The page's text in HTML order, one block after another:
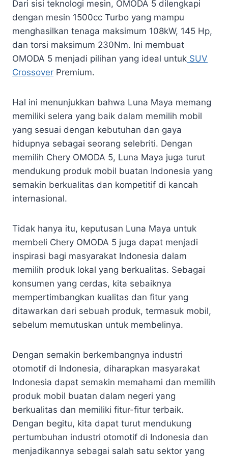
Dari sisi teknologi mesin, OMODA 5 dilengkapi
dengan mesin 1500cc Turbo yang mampu
menghasilkan tenaga maksimum 108kW, 145 Hp,
dan torsi maksimum 230Nm. Ini membuat
OMODA 5 menjadi pilihan yang ideal untuk SUV
Crossover Premium.
Hal ini menunjukkan bahwa Luna Maya memang
memiliki selera yang baik dalam memilih mobil
yang sesuai dengan kebutuhan dan gaya
hidupnya sebagai seorang selebriti. Dengan
memilih Chery OMODA 5, Luna Maya juga turut
mendukung produk mobil buatan Indonesia yang
semakin berkualitas dan kompetitif di kancah
internasional.
Tidak hanya itu, keputusan Luna Maya untuk
membeli Chery OMODA 5 juga dapat menjadi
inspirasi bagi masyarakat Indonesia dalam
memilih produk lokal yang berkualitas. Sebagai
konsumen yang cerdas, kita sebaiknya
mempertimbangkan kualitas dan fitur yang
ditawarkan dari sebuah produk, termasuk mobil,
sebelum memutuskan untuk membelinya.
Dengan semakin berkembangnya industri
otomotif di Indonesia, diharapkan masyarakat
Indonesia dapat semakin memahami dan memilih
produk mobil buatan dalam negeri yang
berkualitas dan memiliki fitur-fitur terbaik.
Dengan begitu, kita dapat turut mendukung
pertumbuhan industri otomotif di Indonesia dan
menjadikannya sebagai salah satu sektor yang